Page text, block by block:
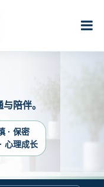
陪伴。
· 保密
心理成长